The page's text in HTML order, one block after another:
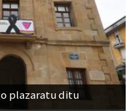
plazaratu ditu